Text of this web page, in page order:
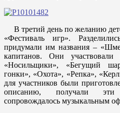
В третий день по желанию
«Фестиваль игр».
придумали им названия –
капитанов. Они
«Носильщики», «Бегущий
гонки», «Охота», «Репка»,
для участников были
описанию, получали
сопровождалось музыкальным